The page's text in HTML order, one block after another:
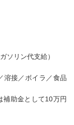
ソリン代支給）
溶接／ボイラ／食品
助金として10万円